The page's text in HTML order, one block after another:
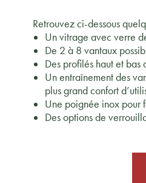
Retrouvez ci-dessous
Un vitrage avec verre
De 2 à 8 vantaux
Des profilés haut et
Un entraînement des
plus grand confort
Une poignée inox pour
Des options de